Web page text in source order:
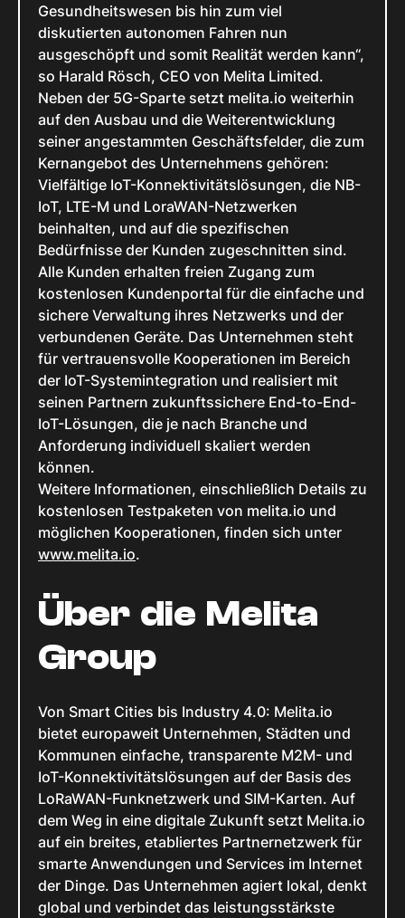
Gesundheitswesen bis hin zum viel
diskutierten autonomen Fahren nun
ausgeschöpft und somit Realität werden kann“,
so Harald Rösch, CEO von Melita Limited.
Neben der 5G-Sparte setzt melita.io weiterhin
auf den Ausbau und die Weiterentwicklung
seiner angestammten Geschäftsfelder, die zum
Kernangebot des Unternehmens gehören:
Vielfältige IoT-Konnektivitätslösungen, die NB-
IoT, LTE-M und LoraWAN-Netzwerken
beinhalten, und auf die spezifischen
Bedürfnisse der Kunden zugeschnitten sind.
Alle Kunden erhalten freien Zugang zum
kostenlosen Kundenportal für die einfache und
sichere Verwaltung ihres Netzwerks und der
verbundenen Geräte. Das Unternehmen steht
für vertrauensvolle Kooperationen im Bereich
der IoT-Systemintegration und realisiert mit
seinen Partnern zukunftssichere End-to-End-
IoT-Lösungen, die je nach Branche und
Anforderung individuell skaliert werden
können.
Weitere Informationen, einschließlich Details zu
kostenlosen Testpaketen von melita.io und
möglichen Kooperationen, finden sich unter
www.melita.io.
Über die Melita
Group
Von Smart Cities bis Industry 4.0: Melita.io
bietet europaweit Unternehmen, Städten und
Kommunen einfache, transparente M2M- und
IoT-Konnektivitätslösungen auf der Basis des
LoRaWAN-Funknetzwerk und SIM-Karten. Auf
dem Weg in eine digitale Zukunft setzt Melita.io
auf ein breites, etabliertes Partnernetzwerk für
smarte Anwendungen und Services im Internet
der Dinge. Das Unternehmen agiert lokal, denkt
global und verbindet das leistungsstärkste